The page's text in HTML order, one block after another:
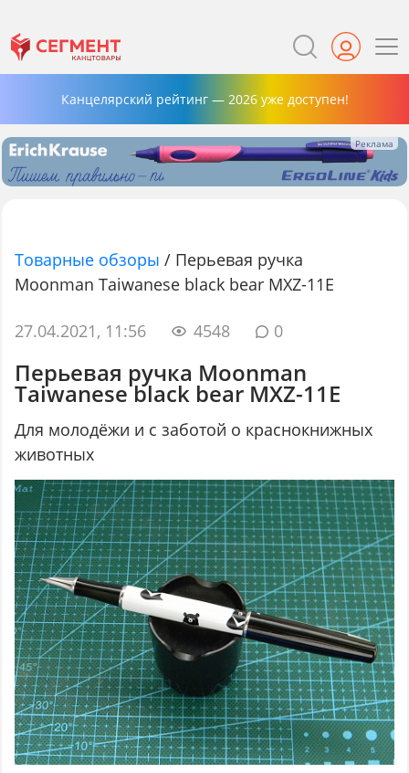
Канцелярский рейтинг — 2026 уже доступен!
Товарные обзоры / Перьевая ручка
Moonman Taiwanese black bear MXZ-11E
27.04.2021, 11:56 4548 0
Перьевая ручка Moonman
Taiwanese black bear MXZ-11E
Для молодёжи и с заботой о краснокнижных
животных